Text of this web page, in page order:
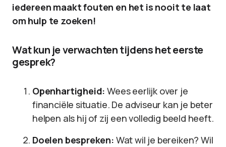
iedereen maakt fouten en het is nooit te laat
om hulp te zoeken!
Wat kun je verwachten tijdens het eerste
gesprek?
Openhartigheid: Wees eerlijk over je
financiële situatie. De adviseur kan je beter
helpen als hij of zij een volledig beeld heeft.
Doelen bespreken: Wat wil je bereiken? Wil